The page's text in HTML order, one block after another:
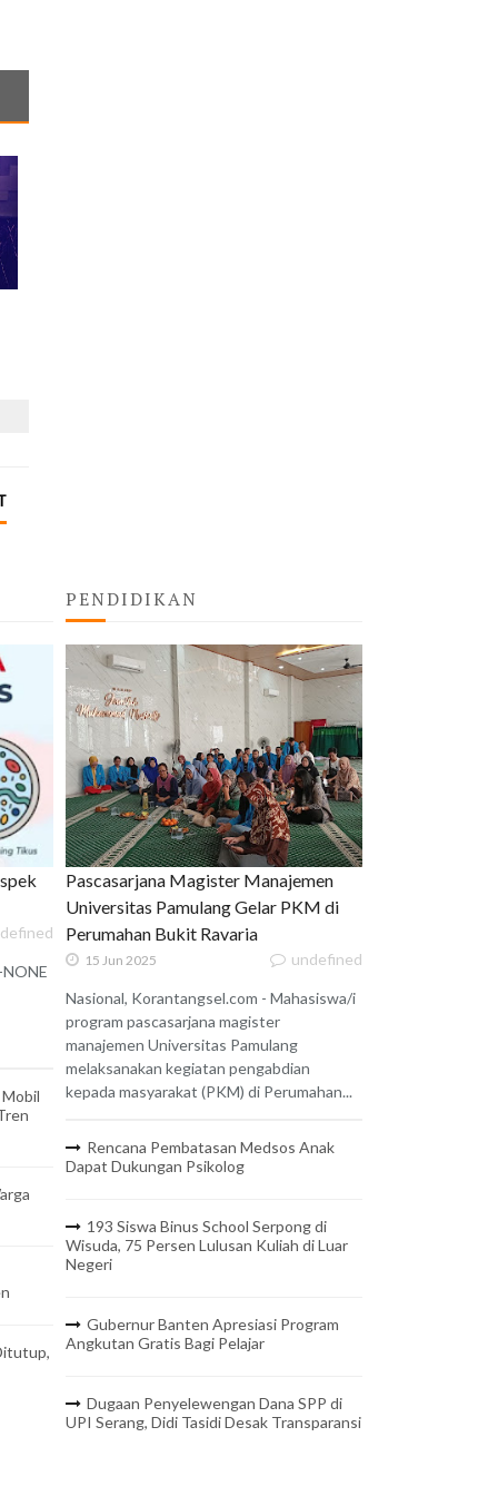
PENDIDIKAN
Pascasarjana Magister Manajemen
Universitas Pamulang Gelar PKM di
Perumahan Bukit Ravaria
15 Jun 2025 undefined
Nasional, Korantangsel.com - Mahasiswa/i
program pascasarjana magister
manajemen Universitas Pamulang
melaksanakan kegiatan pengabdian
kepada masyarakat (PKM) di Perumahan...
Rencana Pembatasan Medsos Anak
Dapat Dukungan Psikolog
193 Siswa Binus School Serpong di
Wisuda, 75 Persen Lulusan Kuliah di Luar
Negeri
Gubernur Banten Apresiasi Program
Angkutan Gratis Bagi Pelajar
Dugaan Penyelewengan Dana SPP di
UPI Serang, Didi Tasidi Desak Transparansi